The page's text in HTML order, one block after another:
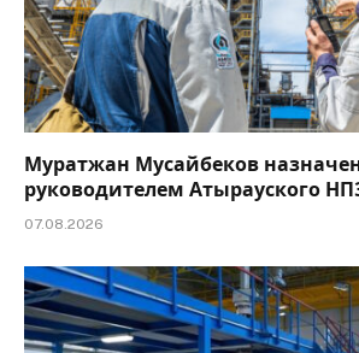
Муратжан Мусайбеков
руководителем Атырауского
07.08.2026